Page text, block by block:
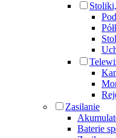
Zasilanie
Baterie